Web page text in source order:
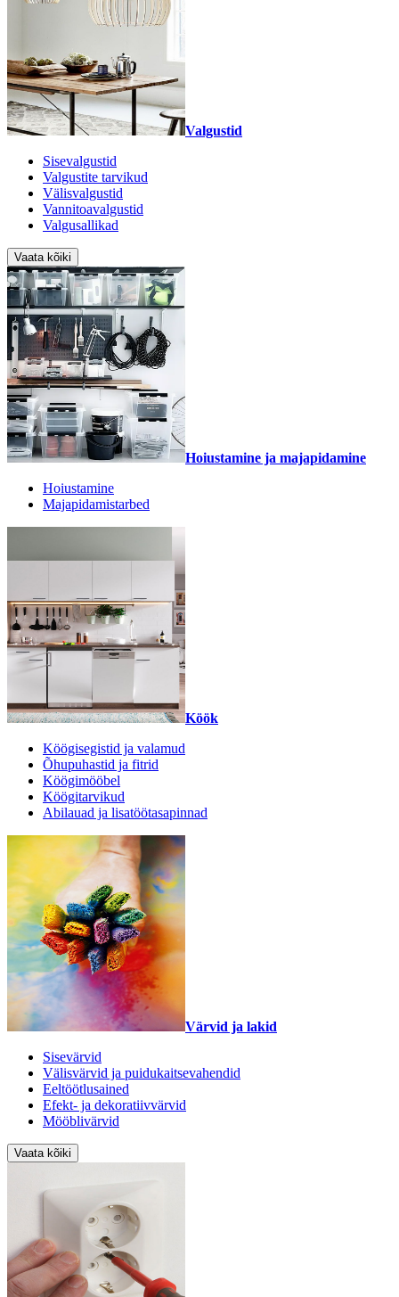
Valgustid
Sisevalgustid
Valgustite tarvikud
Välisvalgustid
Vannitoavalgustid
Valgusallikad
Vaata kõiki
Hoiustamine ja majapidamine
Hoiustamine
Majapidamistarbed
Köök
Köögisegistid ja valamud
Õhupuhastid ja fitrid
Köögimööbel
Köögitarvikud
Abilauad ja lisatöötasapinnad
Värvid ja lakid
Sisevärvid
Välisvärvid ja puidukaitsevahendid
Eeltöötlusained
Efekt- ja dekoratiivvärvid
Mööblivärvid
Vaata kõiki